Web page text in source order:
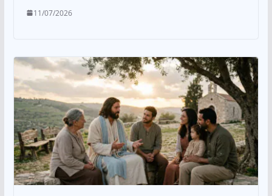
11/07/2026